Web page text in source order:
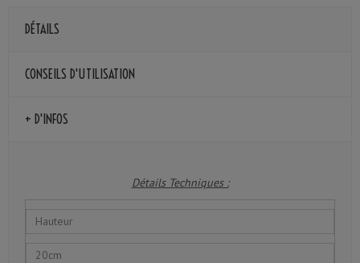
DÉTAILS
CONSEILS D'UTILISATION
+ D'INFOS
Détails Techniques :
Hauteur
20cm